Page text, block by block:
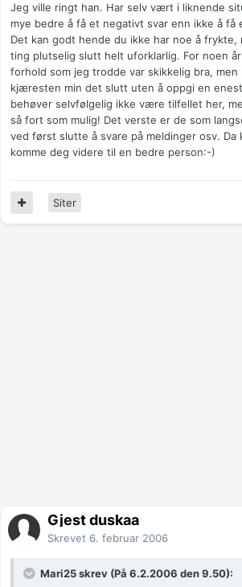
Jeg ville ringt han. Har selv vært i liknende
mye bedre å få et negativt svar enn ikke å få
Det kan godt hende du ikke har noe å frykte,
ting plutselig slutt helt uforklarlig. For noen
forhold som jeg trodde var skikkelig bra, men
kjæresten min det slutt uten å oppgi en
behøver selvfølgelig ikke være tilfellet her,
så fort som mulig! Det verste er de som
ved først slutte å svare på meldinger osv. Da
komme deg videre til en bedre person:-)
Siter
Gjest duskaa
Skrevet 6. februar 2006
Mari25 skrev (På 6.2.2006 den 9.50):